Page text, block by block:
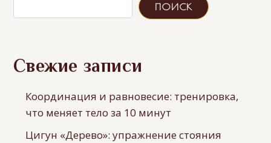
ПОИСК
Свежие записи
Координация и равновесие: тренировка,
что меняет тело за 10 минут
Цигун «Дерево»: упражнение стояния